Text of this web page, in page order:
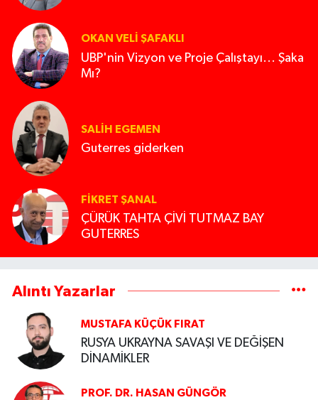
OKAN VELI ŞAFAKLI
UBP'nin Vizyon ve Proje Çalıştayı... Şaka
Mı?
SALIH EGEMEN
Guterres giderken
FIKRET ŞANAL
ÇÜRÜK TAHTA ÇİVİ TUTMAZ BAY
GUTERRES
Alıntı Yazarlar
MUSTAFA KÜÇÜK FIRAT
RUSYA UKRAYNA SAVAŞI VE DEĞİŞEN
DİNAMİKLER
PROF. DR. HASAN GÜNGÖR